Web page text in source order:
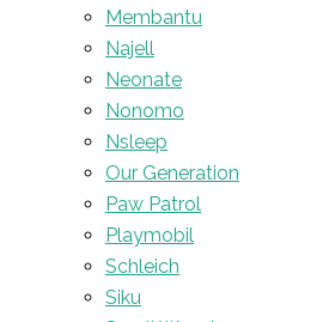
Membantu
Najell
Neonate
Nonomo
Nsleep
Our Generation
Paw Patrol
Playmobil
Schleich
Siku